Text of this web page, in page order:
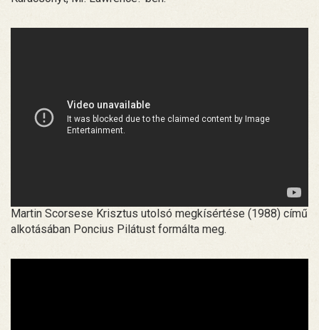
Martin Scorsese Krisztus utolsó megkísértése (1988) című
alkotásában Poncius Pilátust formálta meg.